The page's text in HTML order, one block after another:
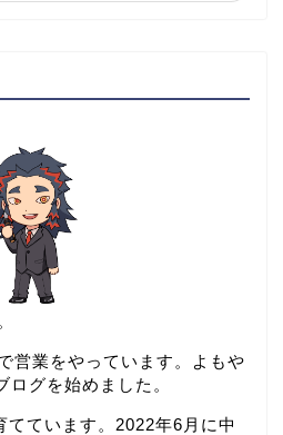
営業をやっています。よもや
ログを始めました。
てています。2022年6月に中